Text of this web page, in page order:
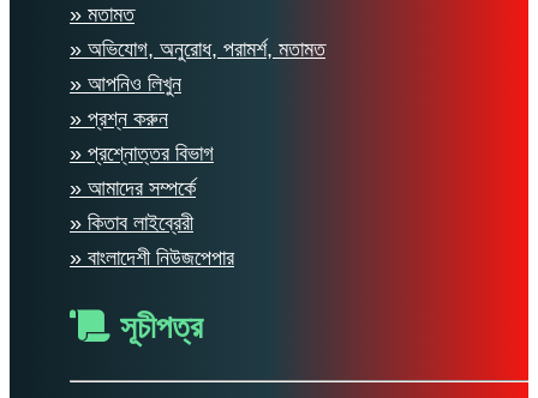
» মতামত
» অভিযোগ, অনুরোধ, পরামর্শ, মতামত
» আপনিও লিখুন
» প্রশ্ন করুন
» প্রশ্নোত্তর বিভাগ
» আমাদের সম্পর্কে
» কিতাব লাইব্রেরী
» বাংলাদেশী নিউজপেপার
সূচীপত্র